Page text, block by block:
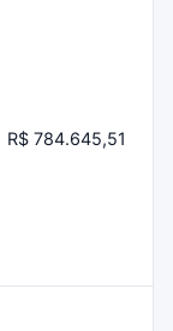
R$ 784.645,51